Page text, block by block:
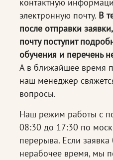
электронную почту. В
после отправки
почту поступит
обучения и перечень
А в ближайшее время
наш менеджер
вопросы.
Наш режим работы с
08:30 до 17:30 по
перерыва. Если
нерабочее время, мы